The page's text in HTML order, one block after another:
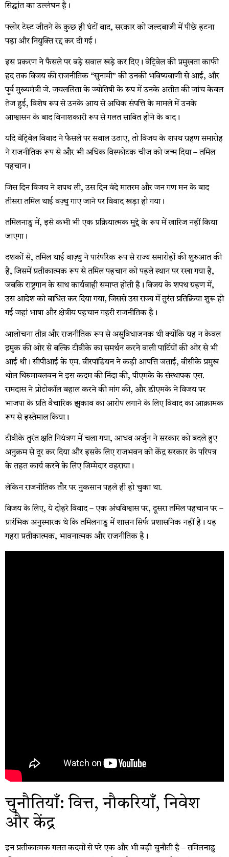
सिद्धांत का उल्लंघन है।
फ्लोर टेस्ट जीतने के कुछ ही घंटों बाद, सरकार को जल्दबाजी में पीछे हटना
पड़ा और नियुक्ति रद्द कर दी गई।
इस प्रकरण ने फैसले पर बड़े सवाल खड़े कर दिए। वेट्रिवेल की प्रमुखता काफी
हद तक विजय की राजनीतिक “सुनामी” की उनकी भविष्यवाणी से आई, और
पूर्व मुख्यमंत्री जे. जयललिता के ज्योतिषी के रूप में उनके अतीत की जांच केवल
तेज हुई, विशेष रूप से उनके आय से अधिक संपत्ति के मामले में उनके
आश्वासन के बाद विनाशकारी रूप से गलत साबित होने के बाद।
यदि वेट्रिवेल विवाद ने फैसले पर सवाल उठाए, तो विजय के शपथ ग्रहण समारोह
ने राजनीतिक रूप से और भी अधिक विस्फोटक चीज को जन्म दिया – तमिल
पहचान।
जिस दिन विजय ने शपथ ली, उस दिन वंदे मातरम और जन गण मन के बाद
तीसरा तमिल थाई वज़्थु गाए जाने पर विवाद खड़ा हो गया।
तमिलनाडु में, इसे कभी भी एक प्रक्रियात्मक मुद्दे के रूप में खारिज नहीं किया
जाएगा।
दशकों से, तमिल थाई वाज़्थु ने पारंपरिक रूप से राज्य समारोहों की शुरुआत की
है, जिसमें प्रतीकात्मक रूप से तमिल पहचान को पहले स्थान पर रखा गया है,
जबकि राष्ट्रगान के साथ कार्यवाही समाप्त होती है। विजय के शपथ ग्रहण में,
उस आदेश को बाधित कर दिया गया, जिससे उस राज्य में तुरंत प्रतिक्रिया शुरू हो
गई जहां भाषा और क्षेत्रीय पहचान गहरी राजनीतिक है।
आलोचना तीव्र और राजनीतिक रूप से असुविधाजनक थी क्योंकि यह न केवल
द्रमुक की ओर से बल्कि टीवीके का समर्थन करने वाली पार्टियों की ओर से भी
आई थी। सीपीआई के एम. वीरपांडियन ने कड़ी आपत्ति जताई, वीसीके प्रमुख
थोल थिरुमावलवन ने इस कदम की निंदा की, पीएमके के संस्थापक एस.
रामदास ने प्रोटोकॉल बहाल करने की मांग की, और डीएमके ने विजय पर
भाजपा के प्रति वैचारिक झुकाव का आरोप लगाने के लिए विवाद का आक्रामक
रूप से इस्तेमाल किया।
टीवीके तुरंत क्षति नियंत्रण में चला गया, आधव अर्जुन ने सरकार को बदले हुए
अनुक्रम से दूर कर दिया और इसके लिए राजभवन को केंद्र सरकार के परिपत्र
के तहत कार्य करने के लिए जिम्मेदार ठहराया।
लेकिन राजनीतिक तौर पर नुकसान पहले ही हो चुका था.
विजय के लिए, ये दोहरे विवाद – एक अंधविश्वास पर, दूसरा तमिल पहचान पर –
प्रारंभिक अनुस्मारक थे कि तमिलनाडु में शासन सिर्फ प्रशासनिक नहीं है। यह
गहरा प्रतीकात्मक, भावनात्मक और राजनीतिक है।
चुनौतियाँ: वित्त, नौकरियाँ, निवेश
और केंद्र
इन प्रतीकात्मक गलत कदमों से परे एक और भी बड़ी चुनौती है – तमिलनाडु